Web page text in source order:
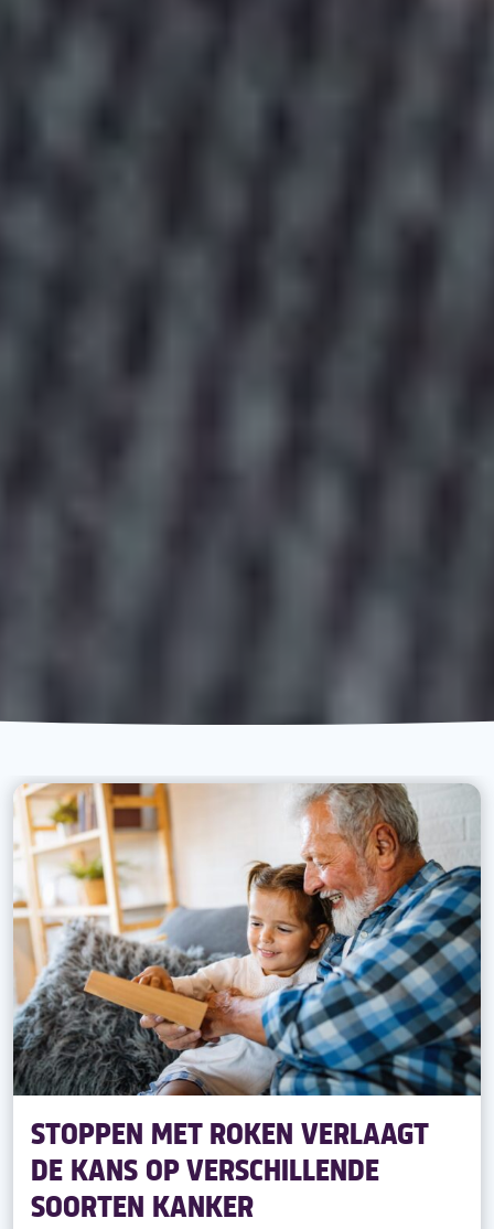
STOPPEN MET ROKEN VERLAAGT
DE KANS OP VERSCHILLENDE
SOORTEN KANKER